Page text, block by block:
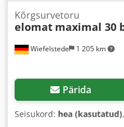
Wiefelstede 1 205 km
Kõrgsurvetoru
elomat maximal 30
Pärida
Seisukord: hea (kasutatud),